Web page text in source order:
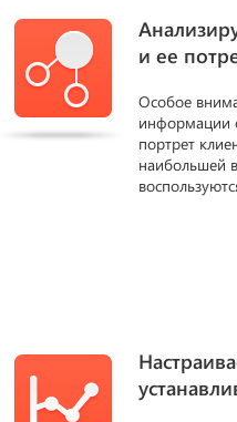
и ее
Особое
информации
портрет
наибольшей